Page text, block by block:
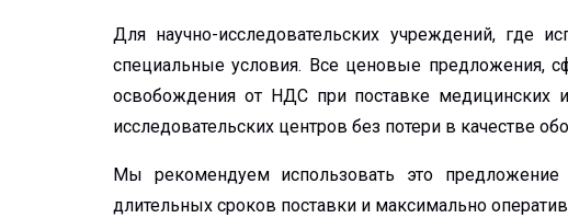
Для научно-исследовательских учреждений, где
специальные условия. Все ценовые предложения,
освобождения от НДС при поставке медицинских
исследовательских центров без потери в качестве
Мы рекомендуем использовать это предложение
длительных сроков поставки и максимально